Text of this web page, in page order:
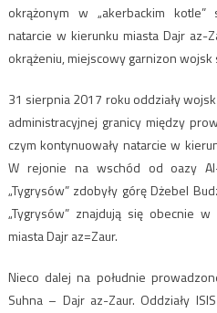
okrążonym w „akerbackim
natarcie w kierunku miasta Dajr az-
okrążeniu, miejscowy garnizon wojsk
31 sierpnia 2017 roku oddziały
administracyjnej granicy między
czym kontynuowały natarcie w
W rejonie na wschód od oazy
„Tygrysów” zdobyły górę Dżebel
„Tygrysów” znajdują się obecnie
miasta Dajr az=Zaur.
Nieco dalej na południe
Suhna – Dajr az-Zaur. Oddziały